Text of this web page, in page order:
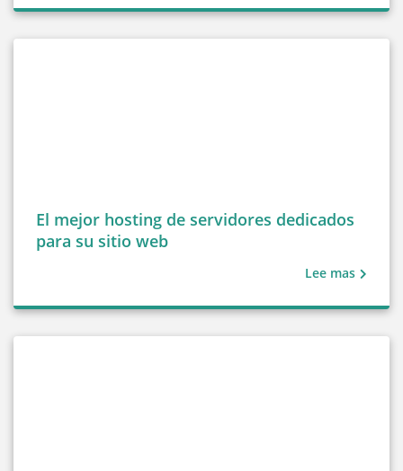
El mejor hosting de servidores dedicados
para su sitio web
Lee mas